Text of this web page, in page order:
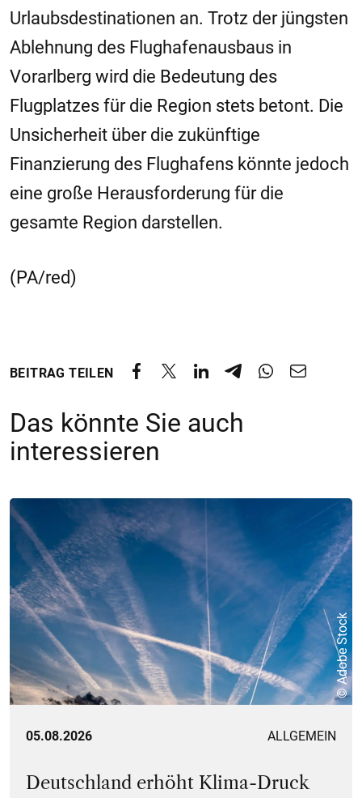
Urlaubsdestinationen an. Trotz der jüngsten
Ablehnung des Flughafenausbaus in
Vorarlberg wird die Bedeutung des
Flugplatzes für die Region stets betont. Die
Unsicherheit über die zukünftige
Finanzierung des Flughafens könnte jedoch
eine große Herausforderung für die
gesamte Region darstellen.
(PA/red)
BEITRAG TEILEN
Das könnte Sie auch
interessieren
© Adobe Stock
05.08.2026 ALLGEMEIN
Deutschland erhöht Klima-Druck